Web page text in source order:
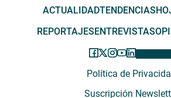
ACTUALIDADTENDENCIAS
REPORTAJESENTREVISTAS
Política de
Suscripción